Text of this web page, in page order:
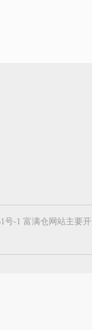
号-1 富满仓网站主